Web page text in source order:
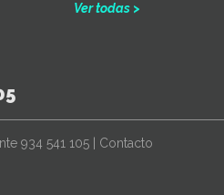
Ver todas >
934 541 105 Contacto